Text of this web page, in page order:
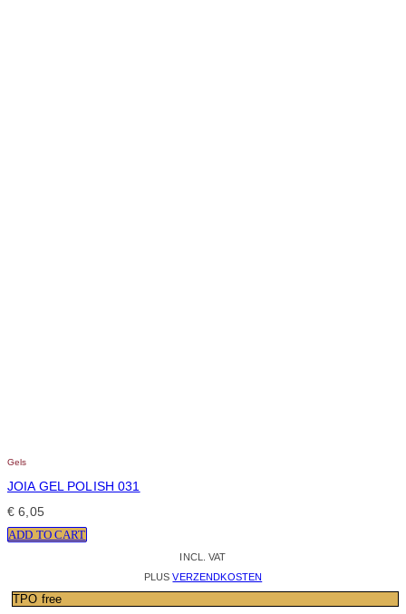
Gels
JOIA GEL POLISH 031
€ 6,05
ADD TO CART
INCL. VAT
PLUSVERZENDKOSTEN
TPO free